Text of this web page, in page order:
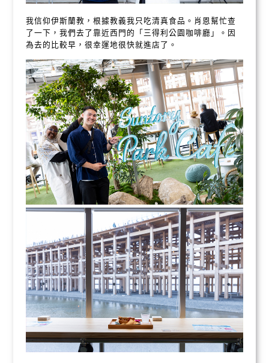
我信仰伊斯蘭教，根據教義我只吃清真食品。肖恩幫忙查
了一下，我們去了靠近西門的「三得利公園咖啡廳」。因
為去的比較早，很幸運地很快就進店了。